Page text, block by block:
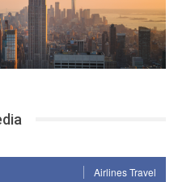
Airlines Travel